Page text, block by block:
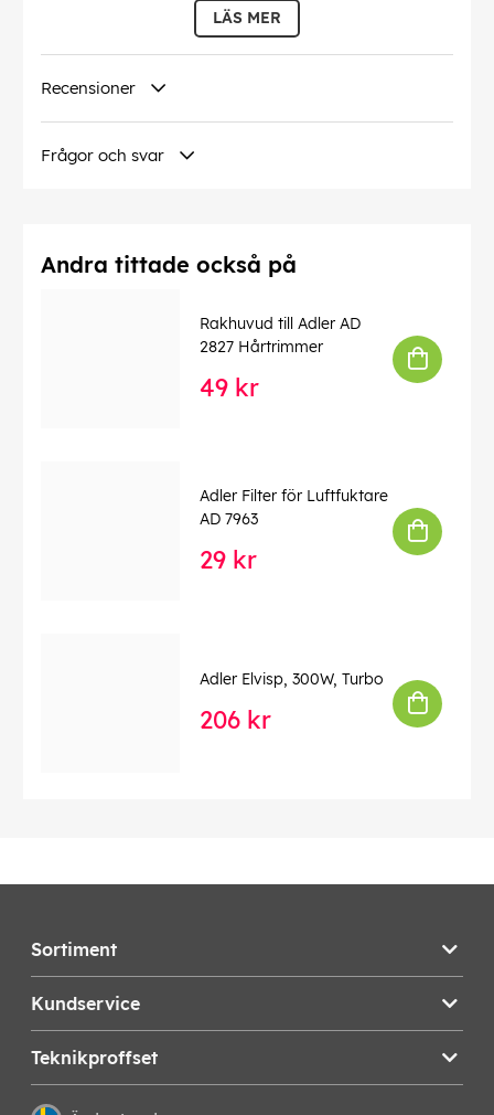
LÄS MER
Recensioner
Frågor och svar
Andra tittade också på
Rakhuvud till Adler AD
2827 Hårtrimmer
49 kr
Adler Filter för Luftfuktare
AD 7963
29 kr
Adler Elvisp, 300W, Turbo
206 kr
Sortiment
Kundservice
Teknikproffset